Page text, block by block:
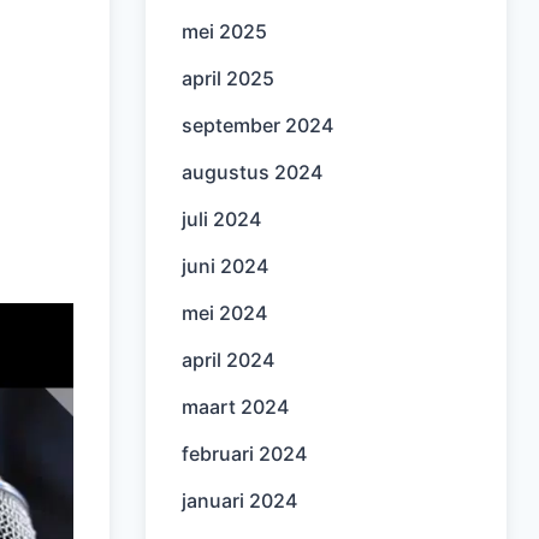
mei 2025
april 2025
september 2024
augustus 2024
juli 2024
juni 2024
mei 2024
april 2024
maart 2024
februari 2024
januari 2024